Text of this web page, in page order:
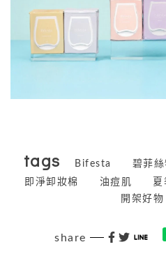
tags Bifesta 碧菲絲
即淨卸妝棉
油痘肌 夏
開架好物
share